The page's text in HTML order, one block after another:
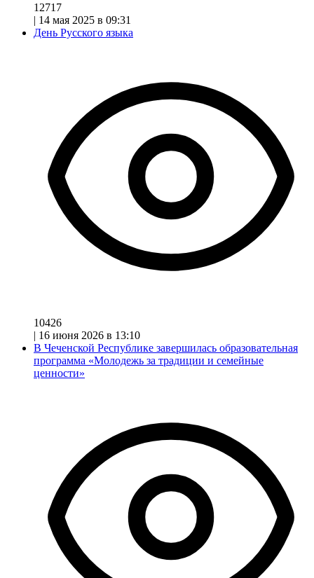
12717
| 14 мая 2025 в 09:31
День Русского языка
10426
| 16 июня 2026 в 13:10
В Чеченской Республике завершилась образовательная
программа «Молодежь за традиции и семейные
ценности»